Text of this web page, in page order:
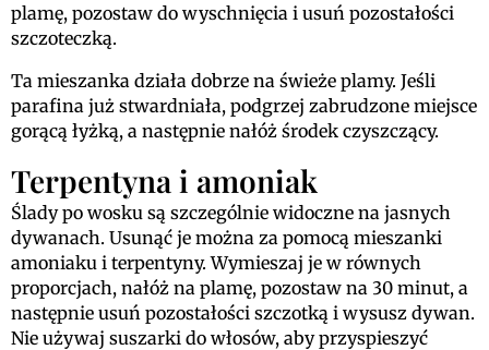
plamę, pozostaw do wyschnięcia i usuń pozostałości
szczoteczką.
Ta mieszanka działa dobrze na świeże plamy. Jeśli
parafina już stwardniała, podgrzej zabrudzone miejsce
gorącą łyżką, a następnie nałóż środek czyszczący.
Terpentyna i amoniak
Ślady po wosku są szczególnie widoczne na jasnych
dywanach. Usunąć je można za pomocą mieszanki
amoniaku i terpentyny. Wymieszaj je w równych
proporcjach, nałóż na plamę, pozostaw na 30 minut, a
następnie usuń pozostałości szczotką i wysusz dywan.
Nie używaj suszarki do włosów, aby przyspieszyć